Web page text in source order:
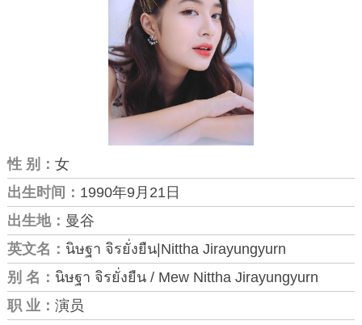
性 别： 女
出生时间： 1990年9月21日
出生地： 曼谷
英文名： นิษฐา จิรยั่งยืน|Nittha Jirayungyurn
别 名： นิษฐา จิรยั่งยืน / Mew Nittha Jirayungyurn
职 业： 演员